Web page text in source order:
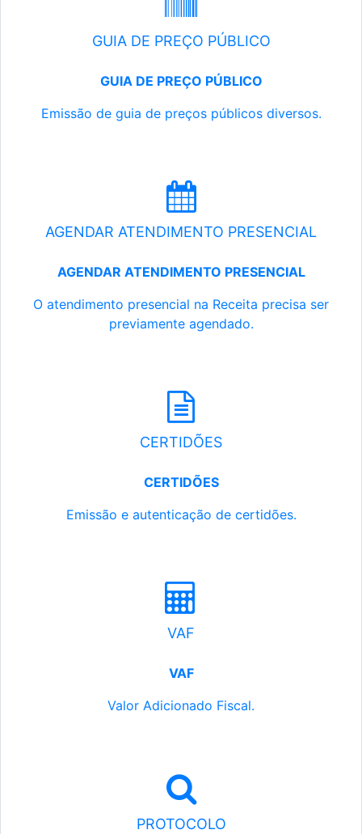
GUIA DE PREÇO PÚBLICO
GUIA DE PREÇO PÚBLICO
Emissão de guia de preços públicos diversos.
AGENDAR ATENDIMENTO PRESENCIAL
AGENDAR ATENDIMENTO PRESENCIAL
O atendimento presencial na Receita precisa ser
previamente agendado.
CERTIDÕES
CERTIDÕES
Emissão e autenticação de certidões.
VAF
VAF
Valor Adicionado Fiscal.
PROTOCOLO